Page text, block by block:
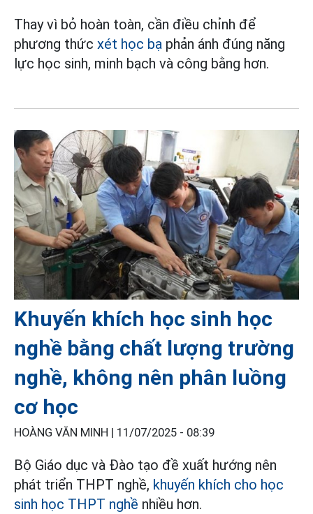
Thay vì bỏ hoàn toàn, cần điều chỉnh để
phương thức xét học bạ phản ánh đúng năng
lực học sinh, minh bạch và công bằng hơn.
Khuyến khích học sinh học
nghề bằng chất lượng trường
nghề, không nên phân luồng
cơ học
HOÀNG VĂN MINH | 11/07/2025 - 08:39
Bộ Giáo dục và Đào tạo đề xuất hướng nên
phát triển THPT nghề, khuyến khích cho học
sinh học THPT nghề nhiều hơn.